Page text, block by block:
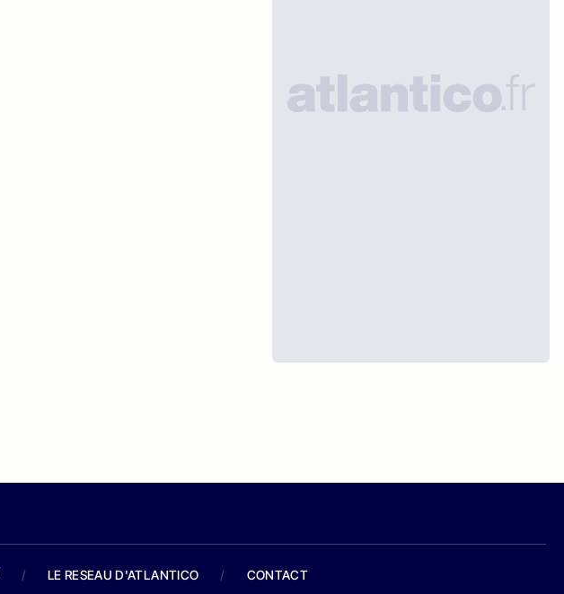
/ LE RESEAU D'ATLANTICO / CONTACT